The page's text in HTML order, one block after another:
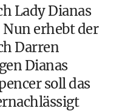
Lady Dianas
Nun erhebt der
Darren
Dianas
soll das